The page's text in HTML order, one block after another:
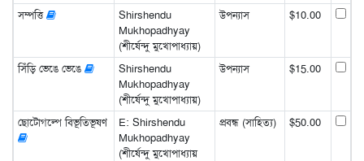
সম্পত্তি
Shirshendu
Mukhopadhyay
(শীর্ষেন্দু মুখোপাধ্যায়)
উপন্যাস $10.00
সিঁড়ি ভেঙে ভেঙে
Shirshendu
Mukhopadhyay
(শীর্ষেন্দু মুখোপাধ্যায়)
উপন্যাস $15.00
ছোটোগল্পে বিভূতিভূষণ
E: Shirshendu
Mukhopadhyay
(শীর্ষেন্দু মুখোপাধ্যায়
প্রবন্ধ (সাহিত্য) $50.00